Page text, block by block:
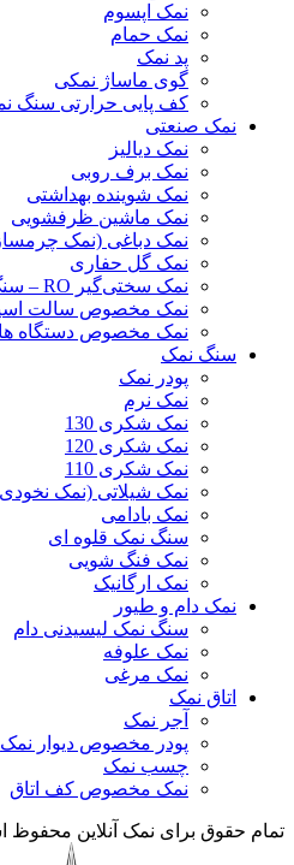
نمک اپسوم
نمک حمام
پد نمک
گوی ماساژ نمکی
کف پایی حرارتی سنگ
نمک صنعتی
نمک دیالیز
نمک برف روبی
نمک شوینده بهداشتی
نمک ماشین ظرفشویی
نمک دباغی (نمک
نمک گل حفاری
نمک سختی‌گیر RO – سنگ نمک احیای رزین
نمک مخصوص سالت
نمک مخصوص دستگاه
سنگ نمک
پودر نمک
نمک نرم
نمک شکری 130
نمک شکری 120
نمک شکری 110
نمک شیلاتی (نمک
نمک بادامی
سنگ نمک قلوه ای
نمک فنگ شویی
نمک ارگانیک
نمک دام و طیور
سنگ نمک لیسیدنی دام
نمک علوفه
نمک مرغی
اتاق نمک
آجر نمک
پودر مخصوص دیوار نمک
چسب نمک
نمک مخصوص کف اتاق
تمام حقوق برای نمک آنلاین